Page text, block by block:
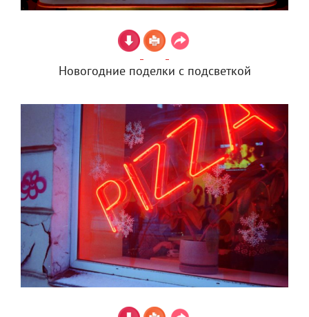
Новогодние поделки с подсветкой